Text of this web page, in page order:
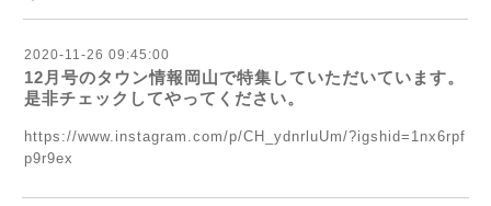
2020-11-26 09:45:00
12月号のタウン情報岡山で特集していただいています。
是非チェックしてやってください。
https://www.instagram.com/p/CH_ydnrluUm/?igshid=1nx6rpf
p9r9ex